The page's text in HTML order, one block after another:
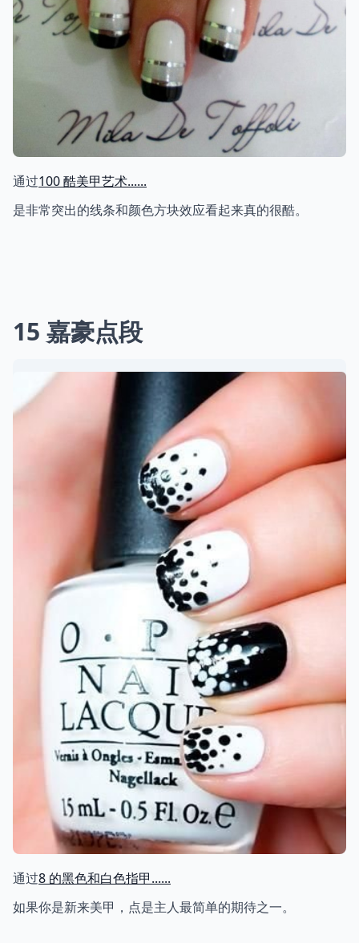
通过100 酷美甲艺术......
是非常突出的线条和颜色方块效应看起来真的很酷。
15 嘉豪点段
通过8 的黑色和白色指甲......
如果你是新来美甲，点是主人最简单的期待之一。